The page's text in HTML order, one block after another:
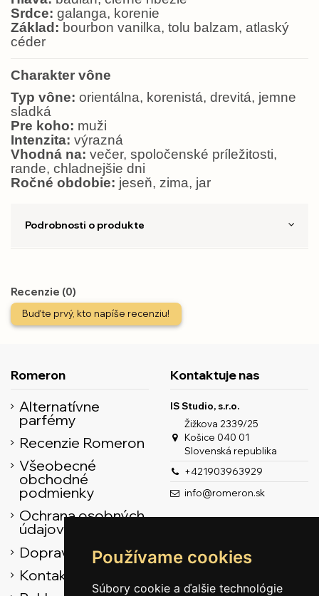
Používame cookies
Súbory cookie a ďalšie technológie
Srdce: galanga, korenie
Základ: bourbon vanilka, tolu balzam, atlaský
céder
Charakter vône
Typ vône: orientálna, korenistá, drevitá, jemne
sladká
Pre koho: muži
Intenzita: výrazná
Vhodná na: večer, spoločenské príležitosti,
rande, chladnejšie dni
Ročné obdobie: jeseň, zima, jar
Podrobnosti o produkte
Recenzie (0)
Buďte prvý, kto napíše recenziu!
Romeron
Alternatívne
parfémy
Recenzie Romeron
Všeobecné
obchodné
podmienky
Ochrana osobných
údajov
Doprava
Kontaktné údaje
Kontaktuje nas
IS Studio, s.r.o.
Žižkova 2339/25
Košice 040 01
Slovenská republika
+421903963929
info@romeron.sk